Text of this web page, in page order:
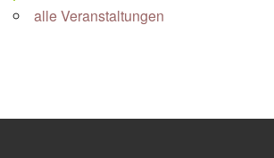
alle Veranstaltungen